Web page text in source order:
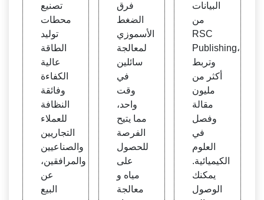
WD:
منخف
ضة
تصنيع
محطات
توليد
الطاقة
عالية
الكفاءة
وفائقة
النظافة
للعملاء
التجاريين
والصناعيين
والمرافقين،
عن
البيع
فرق
الضغط
الأسموزي
لمعالجة
سائلين
في
وقت
واحد،
مما يتيح
الفرصة
للحصول
على
مياه و
معالجة
البيانات
من
RSC
Publishing،
وتربط
أكثر من
مليون
مقالة
وفصل
في
العلوم
الكيميائية.
يمكنك
الوصول